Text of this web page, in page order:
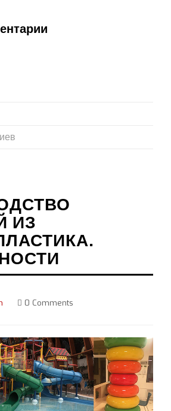
ИЗ
0 Comments